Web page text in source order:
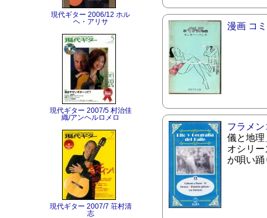
現代ギター 2006/12 ホル
ヘ・アリサ
現代ギター 2007/5 村治佳
織/アンヘルロメロ
現代ギター 2007/7 荘村清
志
漫画 コ
フラメ
儀と地理
オシリ
が唄い踊